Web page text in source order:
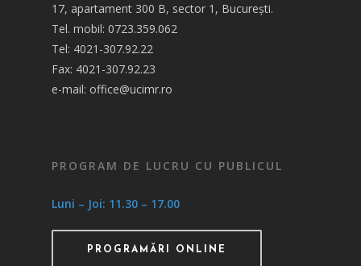
17, apartament 300 B, sector 1, București.
Tel. mobil: 0723.359.062
Tel: 4021-307.92.22
Fax: 4021-307.92.23
e-mail: office@ucimr.ro
PROGRAM DE LUCRU CU PUBLICUL
Luni – Joi: 11.30 – 17.00
PROGRAMĂRI ONLINE